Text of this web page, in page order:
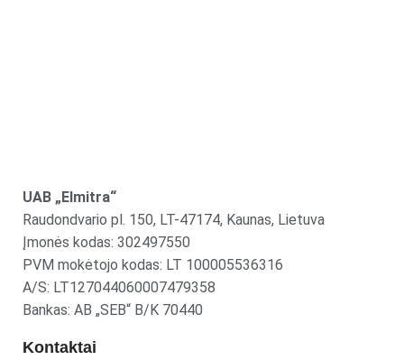
UAB „Elmitra“
Raudondvario pl. 150, LT-47174, Kaunas, Lietuva
Įmonės kodas: 302497550
PVM mokėtojo kodas: LT 100005536316
A/S: LT127044060007479358
Bankas: AB „SEB“ B/K 70440
Kontaktai